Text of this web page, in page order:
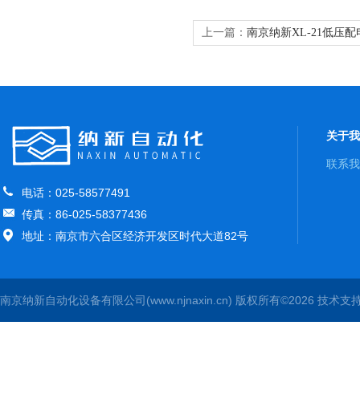
上一篇： 南京纳新XL-21低压配
电话：025-58577491
传真：86-025-58377436
地址：南京市六合区经济开发区时代大道82号
关于
联系
南京纳新自动化设备有限公司(www.njnaxin.cn) 版权所有©2026 技术支